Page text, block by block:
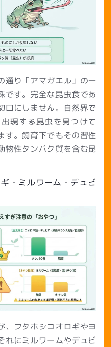
通り「アマガエル」の一
です。完全な昆虫食であ
口にしません。自然界で
現する昆虫を見つけて
す。飼育下でもその習性
物性タンパク質を含む昆
・ミルワーム・デュビ
、フタホシコオロギやヨ
れにミルワームやデュビ